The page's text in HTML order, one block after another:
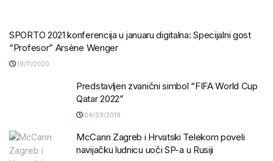
SPORTO 2021 konferencija u januaru digitalna: Specijalni gost
“Profesor” Arsène Wenger
19/11/2020
Predstavljen zvanični simbol “FIFA World Cup
Qatar 2022”
04/09/2019
McCann Zagreb i Hrvatski Telekom poveli
navijačku ludnicu uoči SP-a u Rusiji